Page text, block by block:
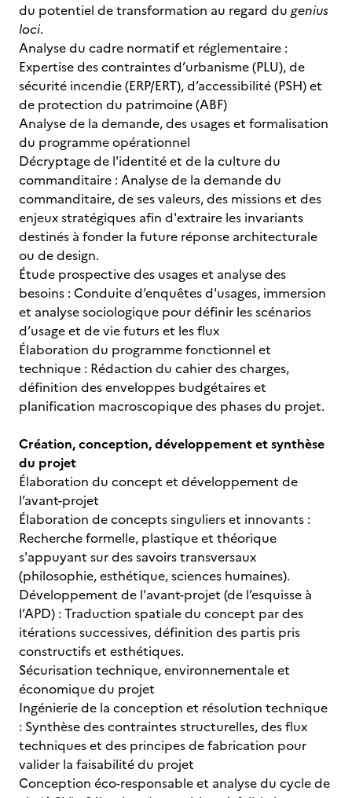
du potentiel de transformation au regard du genius
loci.
Analyse du cadre normatif et réglementaire :
Expertise des contraintes d’urbanisme (PLU), de
sécurité incendie (ERP/ERT), d’accessibilité (PSH) et
de protection du patrimoine (ABF)
Analyse de la demande, des usages et formalisation
du programme opérationnel
Décryptage de l'identité et de la culture du
commanditaire : Analyse de la demande du
commanditaire, de ses valeurs, des missions et des
enjeux stratégiques afin d'extraire les invariants
destinés à fonder la future réponse architecturale
ou de design.
Étude prospective des usages et analyse des
besoins : Conduite d’enquêtes d'usages, immersion
et analyse sociologique pour définir les scénarios
d’usage et de vie futurs et les flux
Élaboration du programme fonctionnel et
technique : Rédaction du cahier des charges,
définition des enveloppes budgétaires et
planification macroscopique des phases du projet.
Création, conception, développement et synthèse
du projet
Élaboration du concept et développement de
l’avant-projet
Élaboration de concepts singuliers et innovants :
Recherche formelle, plastique et théorique
s'appuyant sur des savoirs transversaux
(philosophie, esthétique, sciences humaines).
Développement de l'avant-projet (de l’esquisse à
l’APD) : Traduction spatiale du concept par des
itérations successives, définition des partis pris
constructifs et esthétiques.
Sécurisation technique, environnementale et
économique du projet
Ingénierie de la conception et résolution technique
: Synthèse des contraintes structurelles, des flux
techniques et des principes de fabrication pour
valider la faisabilité du projet
Conception éco-responsable et analyse du cycle de